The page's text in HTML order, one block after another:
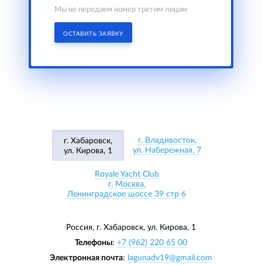
Мы не передаем номер третим лицам
ОСТАВИТЬ ЗАЯВКУ
г. Хабаровск,
ул. Кирова, 1
г. Владивосток,
ул. Набережная, 7
Royale Yacht Club
г. Москва,
Ленинградское шоссе 39 стр 6
Россия, г. Хабаровск, ул. Кирова, 1
Телефоны: +7 (962) 220 65 00
Электронная почта: lagunadv19@gmail.com